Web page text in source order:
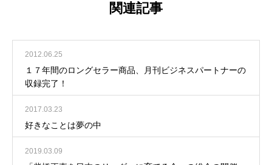
関連記事
2012.06.25
１７年間のロングセラー商品、月刊ビジネスパートナーの
収録完了！
2017.03.23
好きなことは夢の中
2019.03.09